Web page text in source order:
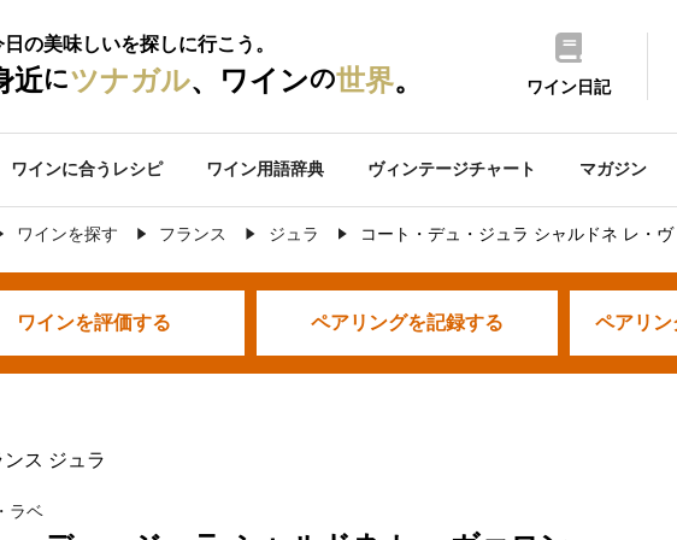
日の美味しいを探しに行こう。
近にツナガル、ワインの世界。 ワイン日記
ワインに合うレシピ ワイン用語辞典 ヴィンテージチャート マガジン
ワインを探す フランス ジュラ コート・デュ・ジュラ シャルドネ レ・
ワインを評価する ペアリングを記録する ペアリン
ンス ジュラ
ラベ